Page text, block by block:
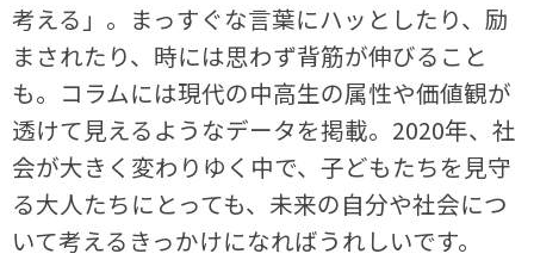
考える」。まっすぐな言葉にハッとしたり、励
まされたり、時には思わず背筋が伸びること
も。コラムには現代の中高生の属性や価値観が
透けて見えるようなデータを掲載。2020年、社
会が大きく変わりゆく中で、子どもたちを見守
る大人たちにとっても、未来の自分や社会につ
いて考えるきっかけになればうれしいです。